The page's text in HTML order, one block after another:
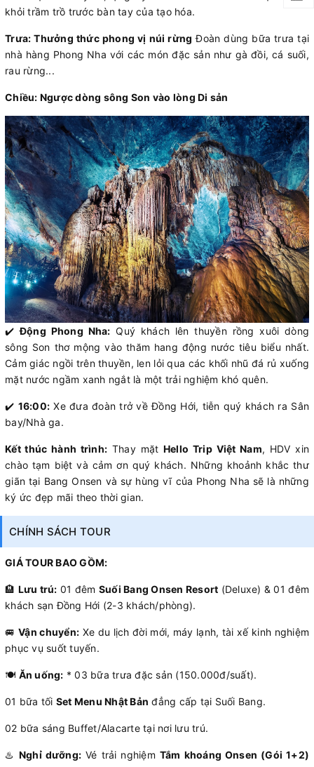
khỏi trầm trồ trước bàn tay của tạo hóa.
Trưa: Thưởng thức phong vị núi rừng Đoàn dùng bữa trưa tại
nhà hàng Phong Nha với các món đặc sản như gà đồi, cá suối,
rau rừng...
Chiều: Ngược dòng sông Son vào lòng Di sản
✔️Động Phong Nha: Quý khách lên thuyền rồng xuôi dòng
sông Son thơ mộng vào thăm hang động nước tiêu biểu nhất.
Cảm giác ngồi trên thuyền, len lỏi qua các khối nhũ đá rủ xuống
mặt nước ngầm xanh ngắt là một trải nghiệm khó quên.
✔️ 16:00: Xe đưa đoàn trở về Đồng Hới, tiễn quý khách ra Sân
bay/Nhà ga.
Kết thúc hành trình: Thay mặt Hello Trip Việt Nam, HDV xin
chào tạm biệt và cảm ơn quý khách. Những khoảnh khắc thư
giãn tại Bang Onsen và sự hùng vĩ của Phong Nha sẽ là những
ký ức đẹp mãi theo thời gian.
CHÍNH SÁCH TOUR
GIÁ TOUR BAO GỒM:
🏨 Lưu trú: 01 đêm Suối Bang Onsen Resort (Deluxe) & 01 đêm
khách sạn Đồng Hới (2-3 khách/phòng).
🚐 Vận chuyển: Xe du lịch đời mới, máy lạnh, tài xế kinh nghiệm
phục vụ suốt tuyến.
🍽️ Ăn uống: * 03 bữa trưa đặc sản (150.000đ/suất).
01 bữa tối Set Menu Nhật Bản đẳng cấp tại Suối Bang.
02 bữa sáng Buffet/Alacarte tại nơi lưu trú.
♨️ Nghỉ dưỡng: Vé trải nghiệm Tắm khoáng Onsen (Gói 1+2)